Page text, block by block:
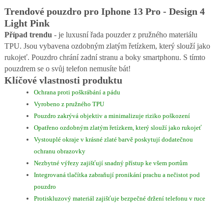
Trendové pouzdro pro Iphone 13 Pro - Design 4
Light Pink
Případ trendu - je luxusní řada pouzder z pružného materiálu
TPU. Jsou vybavena ozdobným zlatým řetízkem, který slouží jako
rukojeť. Pouzdro chrání zadní stranu a boky smartphonu. S tímto
pouzdrem se o svůj telefon nemusíte bát!
Klíčové vlastnosti produktu
Ochrana proti poškrábání a pádu
Vyrobeno z pružného TPU
Pouzdro zakrývá objektiv a minimalizuje riziko poškození
Opatřeno ozdobným zlatým řetízkem, který slouží jako rukojeť
Vystouplé okraje v krásné zlaté barvě poskytují dodatečnou
ochranu obrazovky
Nezbytné výřezy zajišťují snadný přístup ke všem portům
Integrovaná tlačítka zabraňují pronikání prachu a nečistot pod
pouzdro
Protiskluzový materiál zajišťuje bezpečné držení telefonu v ruce